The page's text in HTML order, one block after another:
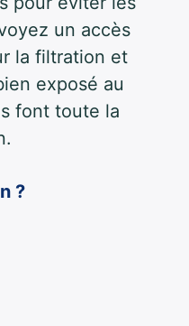
un accès
la filtration et
exposé au
font toute la
?